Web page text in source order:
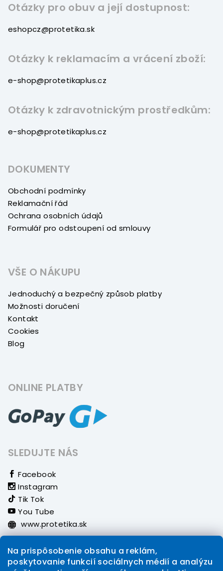
Na prispôsobenie obsahu a reklám,
poskytovanie funkcií sociálnych médií a analýzu
Otázky pro obuv a její dostupnost:
eshopcz@protetika.sk
Otázky k reklamacím a vrácení zboží:
e-shop@protetikaplus.cz
Otázky k zdravotnickým prostředkům:
e-shop@protetikaplus.cz
DOKUMENTY
Obchodní podmínky
Reklamační řád
Ochrana osobních údajů
Formulář pro odstoupení od smlouvy
VŠE O NÁKUPU
Jednoduchý a bezpečný způsob platby
Možnosti doručení
Kontakt
Cookies
Blog
ONLINE PLATBY
SLEDUJTE NÁS
Facebook
Instagram
Tik Tok
You Tube
www.protetika.sk